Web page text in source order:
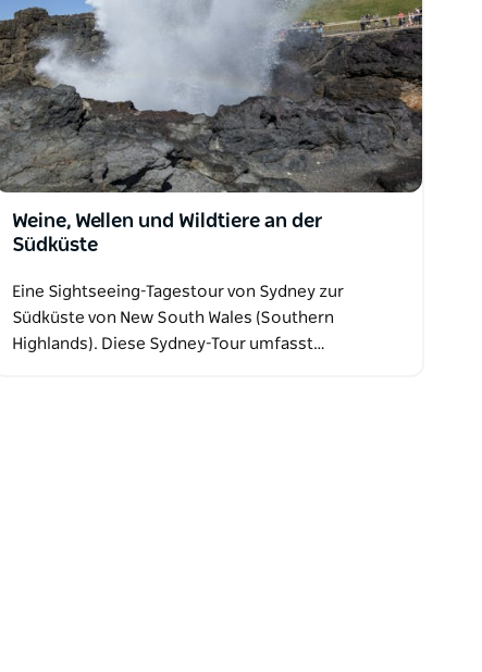
Weine, Wellen und Wildtiere an der
Südküste
Eine Sightseeing-Tagestour von Sydney zur
Südküste von New South Wales (Southern
Highlands). Diese Sydney-Tour umfasst…